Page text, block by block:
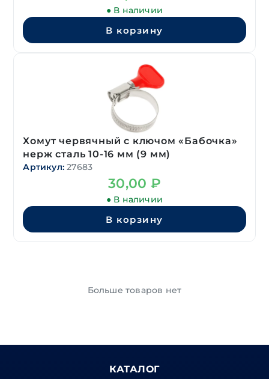
● В наличии
В корзину
Хомут червячный с ключом «Бабочка»
нерж сталь 10-16 мм (9 мм)
Артикул: 27683
30,00 ₽
● В наличии
В корзину
Больше товаров нет
КАТАЛОГ